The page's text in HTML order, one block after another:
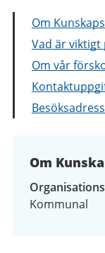
Om
Vad är viktigt
Om vår
Besöksadress
Om
Kommunal